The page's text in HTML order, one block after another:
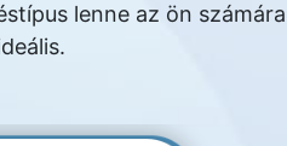
lenne az ön számára